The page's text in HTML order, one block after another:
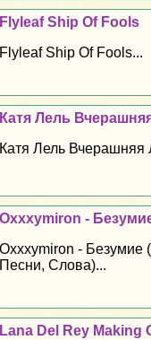
Flyleaf Ship Of Fools
Flyleaf Ship Of Fools...
Катя Лель
Катя Лель Вчерашняя
Oxxxymiron -
Oxxxymiron - Безумие
Песни, Слова)...
Lana Del Rey Making